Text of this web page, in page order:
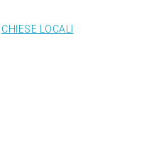
CHIESE LOCALI